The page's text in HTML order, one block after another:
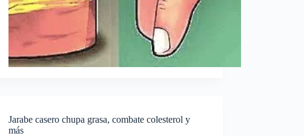
Jarabe casero chupa grasa, combate colesterol y
más